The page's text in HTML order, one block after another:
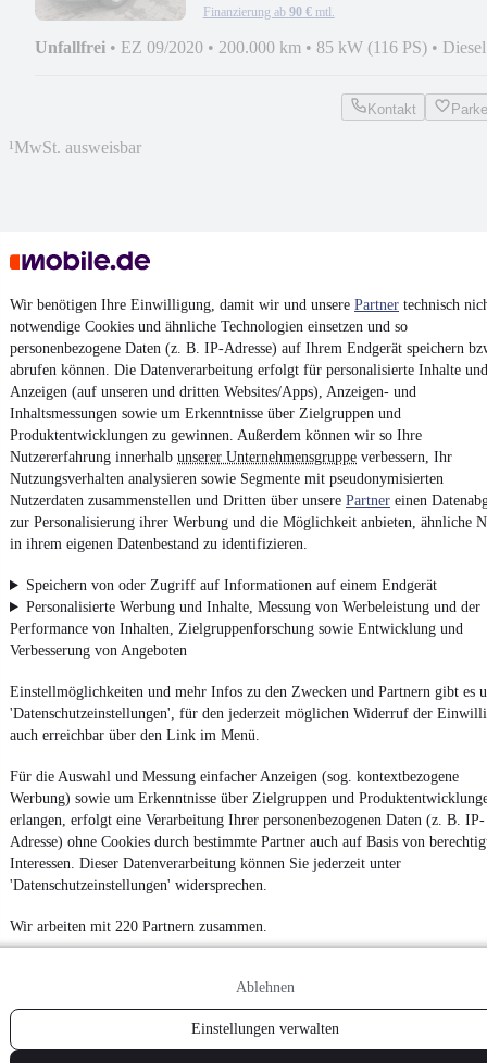
Wir benötigen Ihre Einwilligung, damit wir und unsere Partner technisch
notwendige Cookies und ähnliche Technologien einsetzen und so
personenbezogene Daten (z. B. IP-Adresse) auf Ihrem Endgerät speichern
abrufen können. Die Datenverarbeitung erfolgt für personalisierte Inhalte und
Anzeigen (auf unseren und dritten Websites/Apps), Anzeigen- und
Inhaltsmessungen sowie um Erkenntnisse über Zielgruppen und
Produktentwicklungen zu gewinnen. Außerdem können wir so Ihre
Nutzererfahrung innerhalb unserer Unternehmensgruppe verbessern, Ihr
Nutzungsverhalten analysieren sowie Segmente mit pseudonymisierten
Nutzerdaten zusammenstellen und Dritten über unsere Partner einen
zur Personalisierung ihrer Werbung und die Möglichkeit anbieten, ähnliche
in ihrem eigenen Datenbestand zu identifizieren.
Speichern von oder Zugriff auf Informationen auf einem Endgerät
Personalisierte Werbung und Inhalte, Messung von Werbeleistung und der
Performance von Inhalten, Zielgruppenforschung sowie Entwicklung und
Verbesserung von Angeboten
Einstellmöglichkeiten und mehr Infos zu den Zwecken und Partnern gibt es
'Datenschutzeinstellungen', für den jederzeit möglichen Widerruf der
auch erreichbar über den Link im Menü.
Für die Auswahl und Messung einfacher Anzeigen (sog. kontextbezogene
Werbung) sowie um Erkenntnisse über Zielgruppen und
erlangen, erfolgt eine Verarbeitung Ihrer personenbezogenen Daten (z. B. IP-
Adresse) ohne Cookies durch bestimmte Partner auch auf Basis von
Interessen. Dieser Datenverarbeitung können Sie jederzeit unter
'Datenschutzeinstellungen' widersprechen.
Wir arbeiten mit 220 Partnern zusammen.
Ablehnen
Einstellungen verwalten
Finanzierung ab 90 € mtl.
Unfallfrei • EZ 09/2020 • 200.000 km • 85 kW (116 PS) • Diesel
Kontakt
¹MwSt. ausweisbar
Nutze mobile.de schnell und einfach
Impressum
AGB
Vertrag widerrufen
Datenschutz
Datenschutzeinstellungen
Erklärung zur Barrierefreiheit
Powered by
Noch mehrneue Autos unterschiedlicher Marken, auch als
Leasing-Angebote, gibt es bei mobile.de